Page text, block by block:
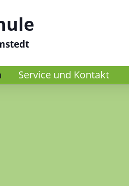
Service und Kontakt